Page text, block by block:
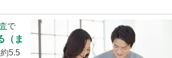
で
（ま
5.5